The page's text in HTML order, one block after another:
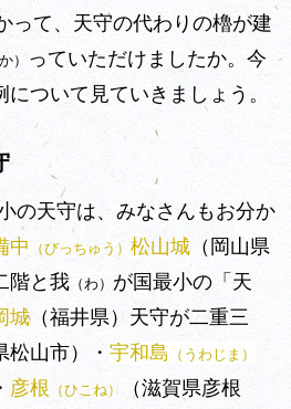
って、天守の代わりの櫓が建
）
っていただけましたか。今
ついて見ていきましょう。
の天守は、みなさんもお分か
中 （びっちゅう） 松山城 （岡山県
階と我 （わ） が国最小の「天
城（福井県） 天守が二重三
松山市）・ 宇和島 （うわじま）
彦根 （ひこね）
（滋賀県彦根